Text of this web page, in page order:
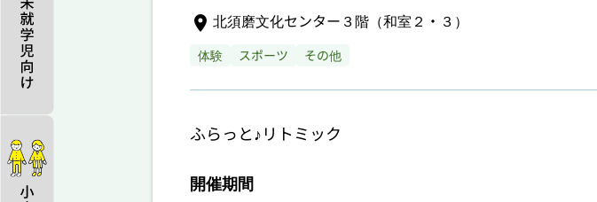
北須磨文化センター３階（和室２・３）
体験 スポーツ その他
ふらっと♪リトミック
開催期間